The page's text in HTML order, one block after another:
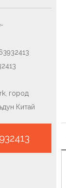
город
Китай